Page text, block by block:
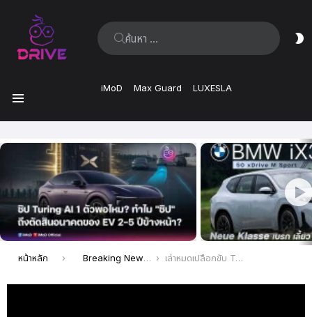
ค้นหา:
iMoD Max Guard LUXESLA
ล่าสุด
คุณอยู่ที่นี่:
หน้าหลัก Breaking News เล่าหมดเปลือกขับ Tesla Model Y 3 ปี 125,000 กม. ซ่อมอะไร แต่งจุดไหน ชอบไม่ชอบยังไงบ้าง